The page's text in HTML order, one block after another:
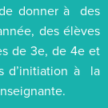
donner à des
des élèves
de 3e, de 4e et
d’initiation à la